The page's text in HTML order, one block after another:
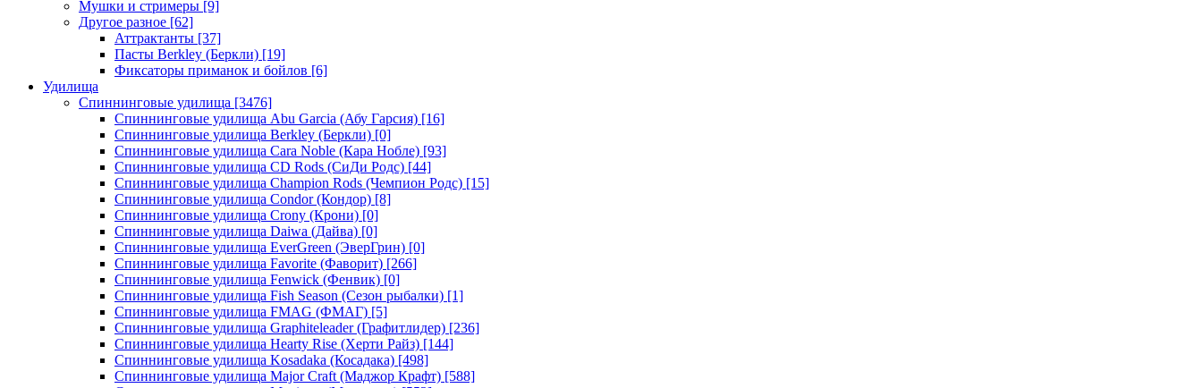
Мушки и стримеры [9]
Другое разное [62]
Аттрактанты [37]
Пасты Berkley (Беркли) [19]
Фиксаторы приманок и бойлов [6]
Удилища
Спиннинговые удилища [3476]
Спиннинговые удилища Abu Garcia (Абу Гарсия) [16]
Спиннинговые удилища Berkley (Беркли) [0]
Спиннинговые удилища Cara Noble (Кара Нобле) [93]
Спиннинговые удилища CD Rods (СиДи Родс) [44]
Спиннинговые удилища Champion Rods (Чемпион Родс) [15]
Спиннинговые удилища Condor (Кондор) [8]
Спиннинговые удилища Crony (Крони) [0]
Спиннинговые удилища Daiwa (Дайва) [0]
Спиннинговые удилища EverGreen (ЭверГрин) [0]
Спиннинговые удилища Favorite (Фаворит) [266]
Спиннинговые удилища Fenwick (Фенвик) [0]
Спиннинговые удилища Fish Season (Сезон рыбалки) [1]
Спиннинговые удилища FMAG (ФМАГ) [5]
Спиннинговые удилища Graphiteleader (Графитлидер) [236]
Спиннинговые удилища Hearty Rise (Херти Райз) [144]
Спиннинговые удилища Kosadaka (Косадака) [498]
Спиннинговые удилища Major Craft (Маджор Крафт) [588]